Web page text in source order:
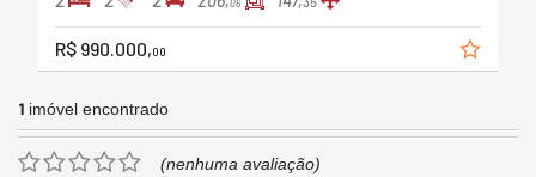
R$ 990.000,00
1 imóvel encontrado
(nenhuma avaliação)